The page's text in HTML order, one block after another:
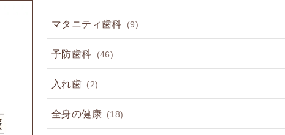
マタニティ歯科 (9)
予防歯科 (46)
入れ歯 (2)
全身の健康 (18)